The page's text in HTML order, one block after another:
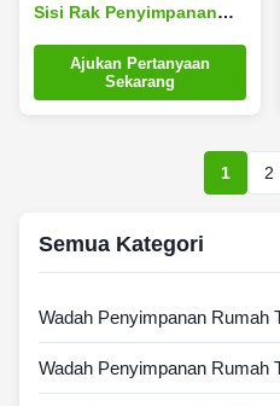
Sisi Rak Penyimpanan
NordicAjukan Pertanyaan
Sekarang
1 2
Semua Kategori
Wadah Penyimpanan Rumah
Wadah Penyimpanan Rumah